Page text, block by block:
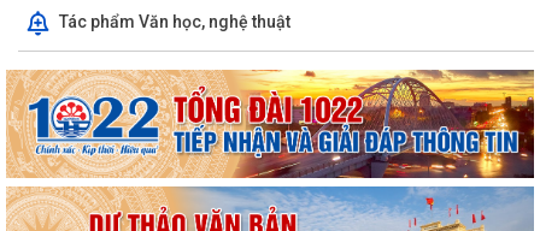
Tác phẩm Văn học, nghệ thuật
PHƯỜNG NGÔ QUYỀN THÔNG TIN VỀ VỤ CHÁY TẠI ĐƯỜNG TRẦN
KHÁNH DƯ
DANH SÁCH ĐĂNG KÝ KINH DOANH THÁNG 7/2026
Phường Ngô Quyền trao tặng sách giáo khoa, đồng phục cho 307 học
sinh có hoàn cảnh khó khăn trước...